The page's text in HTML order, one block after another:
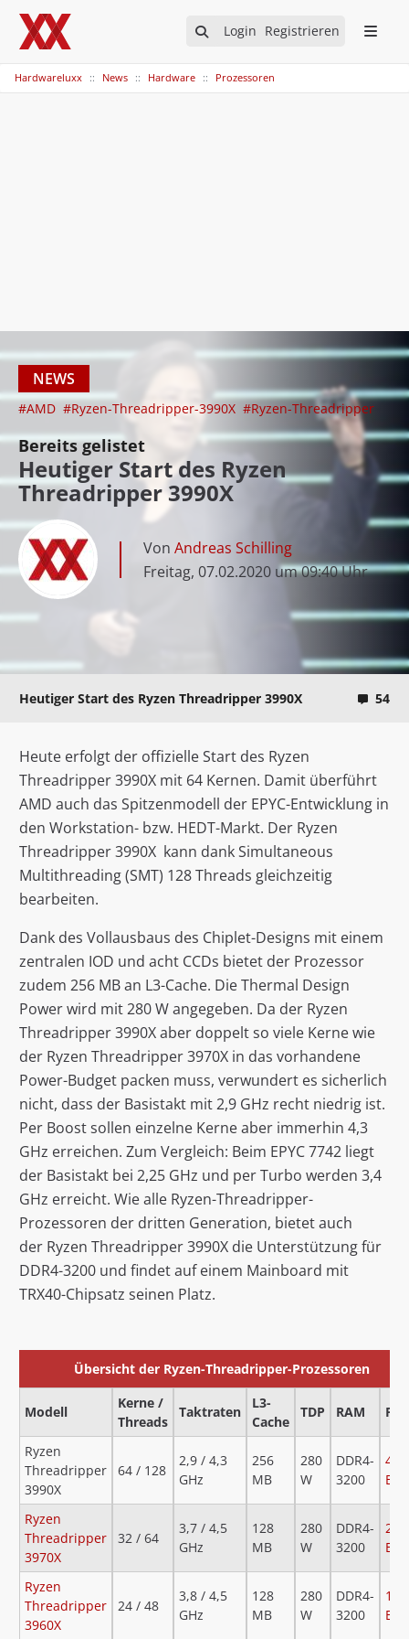
Login Registrieren
Hardwareluxx News Hardware Prozessoren
NEWS
#AMD #Ryzen-Threadripper-3990X #Ryzen-Threadripper
Bereits gelistet
Heutiger Start des Ryzen
Threadripper 3990X
Von Andreas Schilling
Freitag, 07.02.2020 um 09:40 Uhr
Heutiger Start des Ryzen Threadripper 3990X 54
Heute erfolgt der offizielle Start des Ryzen
Threadripper 3990X mit 64 Kernen. Damit überführt
AMD auch das Spitzenmodell der EPYC-Entwicklung in
den Workstation- bzw. HEDT-Markt. Der Ryzen
Threadripper 3990X kann dank Simultaneous
Multithreading (SMT) 128 Threads gleichzeitig
bearbeiten.
Dank des Vollausbaus des Chiplet-Designs mit einem
zentralen IOD und acht CCDs bietet der Prozessor
zudem 256 MB an L3-Cache. Die Thermal Design
Power wird mit 280 W angegeben. Da der Ryzen
Threadripper 3990X aber doppelt so viele Kerne wie
der Ryzen Threadripper 3970X in das vorhandene
Power-Budget packen muss, verwundert es sicherlich
nicht, dass der Basistakt mit 2,9 GHz recht niedrig ist.
Per Boost sollen einzelne Kerne aber immerhin 4,3
GHz erreichen. Zum Vergleich: Beim EPYC 7742 liegt
der Basistakt bei 2,25 GHz und per Turbo werden 3,4
GHz erreicht. Wie alle Ryzen-Threadripper-
Prozessoren der dritten Generation, bietet auch
der Ryzen Threadripper 3990X die Unterstützung für
DDR4-3200 und findet auf einem Mainboard mit
TRX40-Chipsatz seinen Platz.
Übersicht der Ryzen-Threadripper-Prozessoren
Modell
Kerne /
Threads
Taktraten
L3-
Cache
TDP RAM
Ryzen
Threadripper
3990X
64 / 128
2,9 / 4,3
GHz
256
MB
280
W
DDR4-
3200
Ryzen
Threadripper
3970X
32 / 64
3,7 / 4,5
GHz
128
MB
280
W
DDR4-
3200
Ryzen
Threadripper
3960X
24 / 48
3,8 / 4,5
GHz
128
MB
280
W
DDR4-
3200